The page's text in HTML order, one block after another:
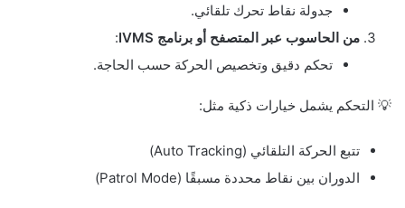
جدولة نقاط تحرك تلقائي.
من الحاسوب عبر المتصفح أو برنامج IVMS
:
تحكم دقيق وتخصيص الحركة حسب الحاجة.
💡 التحكم يشمل خيارات ذكية مثل:
تتبع الحركة التلقائي (Auto Tracking)
الدوران بين نقاط محددة مسبقًا (Patrol Mode)